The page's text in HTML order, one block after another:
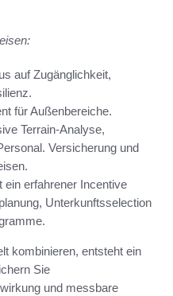
auf Zugänglichkeit,
für Außenbereiche.
Terrain-Analyse,
Versicherung und
ein erfahrener Incentive
Unterkunftsselection
kombinieren, entsteht ein
Sie
und messbare